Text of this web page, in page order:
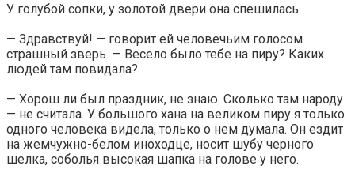
У голубой сопки, у золотой двери она спешилась.
— Здравствуй! — говорит ей человечьим голосом
страшный зверь. — Весело было тебе на пиру? Каких
людей там повидала?
— Хорош ли был праздник, не знаю. Сколько там народу
— не считала. У большого хана на великом пиру я только
одного человека видела, только о нем думала. Он ездит
на жемчужно-белом иноходце, носит шубу черного
шелка, соболья высокая шапка на голове у него.